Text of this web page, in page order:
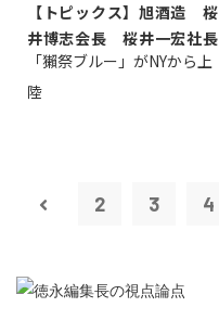
【トピックス】旭酒造 桜
井博志会長 桜井一宏社長
「獺祭ブルー」がNYから上
陸
2 3 4